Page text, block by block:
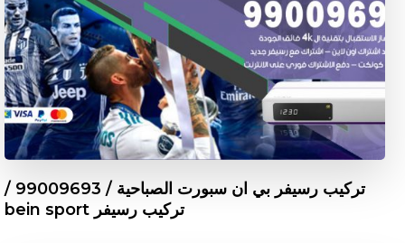
تركيب رسيفر بي ان سبورت الصباحية / 99009693 /
تركيب رسيفر bein sport